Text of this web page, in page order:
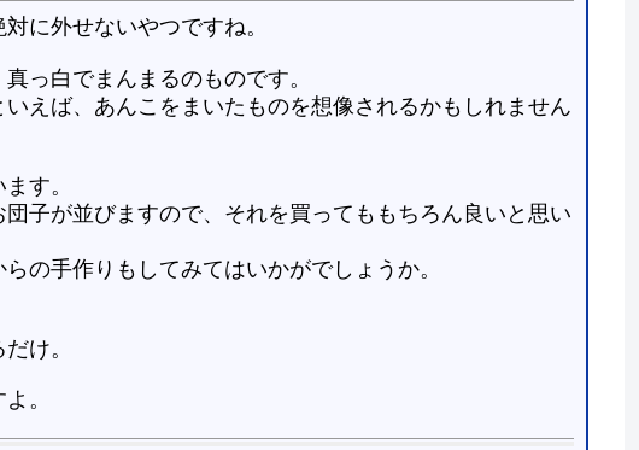
に外せないやつですね。
っ白でまんまるのものです。
えば、あんこをまいたものを想像されるかもしれません
す。
子が並びますので、それを買ってももちろん良いと思い
の手作りもしてみてはいかがでしょうか。
け。
。